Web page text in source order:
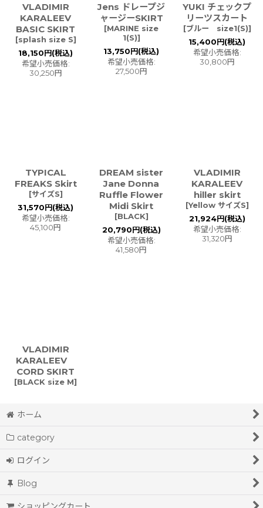
VLADIMIR
KARALEEV
BASIC SKIRT
[splash size S]
18,150円(税込)
希望小売価格:
30,250円
Jens ドレープジ
ャージーSKIRT
[MARINE size
1(S)]
13,750円(税込)
希望小売価格:
27,500円
YUKI チェックプ
リーツスカート
[ブルー size1(S)]
15,400円(税込)
希望小売価格:
30,800円
TYPICAL
FREAKS Skirt
[サイズS]
31,570円(税込)
希望小売価格:
45,100円
DREAM sister
Jane Donna
Ruffle Flower
Midi Skirt
[BLACK]
20,790円(税込)
希望小売価格:
41,580円
VLADIMIR
KARALEEV
hiller skirt
[Yellow サイズS]
21,924円(税込)
希望小売価格:
31,320円
VLADIMIR
KARALEEV
CORD SKIRT
[BLACK size M]
ホーム
category
ログイン
Blog